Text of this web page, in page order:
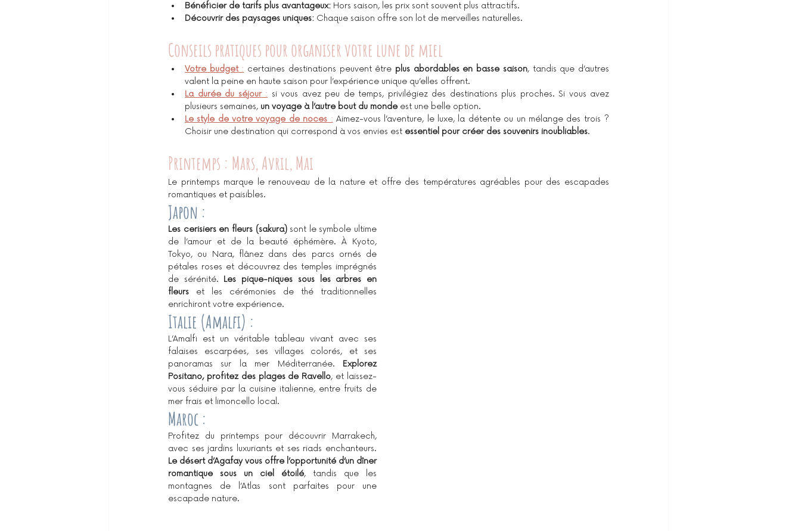
Bénéficier de tarifs plus avantageux: Hors saison, les prix sont souvent plus attractifs.
Découvrir des paysages uniques: Chaque saison offre son lot de merveilles naturelles.
Conseils pratiques pour organiser votre lune de miel
Votre budget : certaines destinations peuvent être plus abordables en basse saison, tandis que d’autres
valent la peine en haute saison pour l’expérience unique qu’elles offrent.
La durée du séjour : si vous avez peu de temps, privilégiez des destinations plus proches. Si vous avez
plusieurs semaines, un voyage à l’autre bout du monde est une belle option.
Le style de votre voyage de noces : Aimez-vous l’aventure, le luxe, la détente ou un mélange des trois ?
Choisir une destination qui correspond à vos envies est essentiel pour créer des souvenirs inoubliables.
Printemps : Mars, Avril, Mai
Le printemps marque le renouveau de la nature et offre des températures agréables pour des escapades
romantiques et paisibles.
Japon :
Les cerisiers en fleurs (sakura) sont le symbole ultime
de l’amour et de la beauté éphémère. À Kyoto,
Tokyo, ou Nara, flânez dans des parcs ornés de
pétales roses et découvrez des temples imprégnés
de sérénité. Les pique-niques sous les arbres en
fleurs et les cérémonies de thé traditionnelles
enrichiront votre expérience.
Italie (Amalfi) :
L’Amalfi est un véritable tableau vivant avec ses
falaises escarpées, ses villages colorés, et ses
panoramas sur la mer Méditerranée. Explorez
Positano, profitez des plages de Ravello, et laissez-
vous séduire par la cuisine italienne, entre fruits de
mer frais et limoncello local.
Maroc :
Profitez du printemps pour découvrir Marrakech,
Le désert d’Agafay vous offre l’opportunité d’un dîner
romantique sous un ciel étoilé, tandis que les
montagnes de l’Atlas sont parfaites pour une
escapade nature.